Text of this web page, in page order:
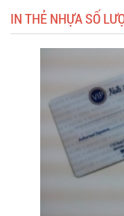
IN THẺ NHỰA SỐ